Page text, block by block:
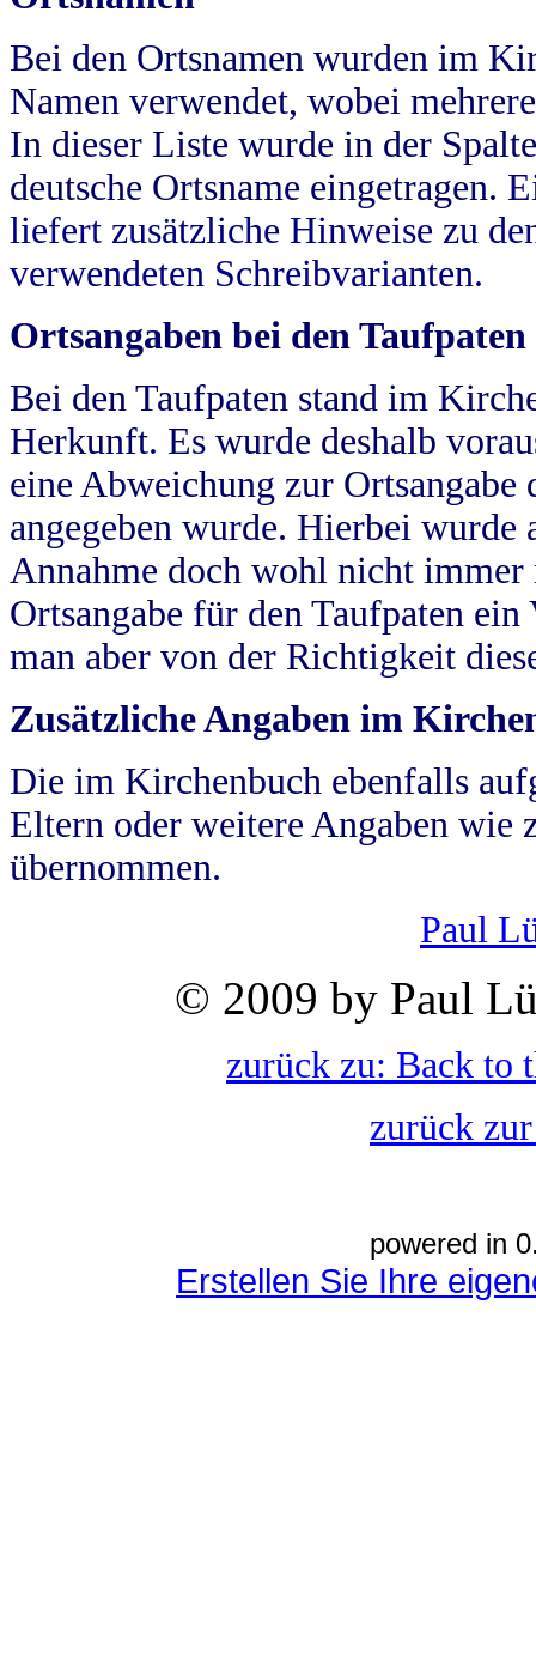
Bei den Ortsnamen wurden im
Namen verwendet, wobei
In dieser Liste wurde in der
deutsche Ortsname eingetragen.
liefert zusätzliche Hinweise zu
verwendeten Schreibvarianten.
Ortsangaben bei den Taufpaten
Bei den Taufpaten stand im
Herkunft. Es wurde deshalb
eine Abweichung zur
angegeben wurde. Hierbei wurde
Annahme doch wohl nicht
Ortsangabe für den Taufpaten
man aber von der Richtigkeit
Zusätzliche Angaben im
Die im Kirchenbuch ebenfalls
Eltern oder weitere Angaben wie
übernommen.
Paul
© 2009 by Paul
zurück zu: Back to
zurück
powered in
Erstellen Sie Ihre